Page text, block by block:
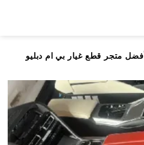
أفضل متجر قطع غيار بي ام دبليو